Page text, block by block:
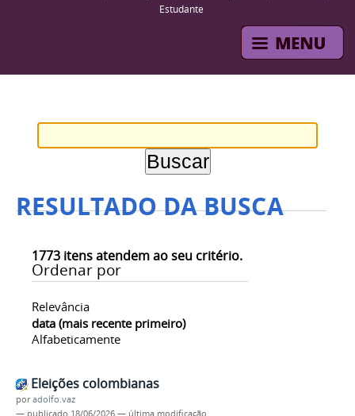
Estudante
RESULTADO DA BUSCA
1773 itens atendem ao seu critério.
Ordenar por
Relevância
data (mais recente primeiro)
Alfabeticamente
Eleições colombianas
poradolfo.vaz